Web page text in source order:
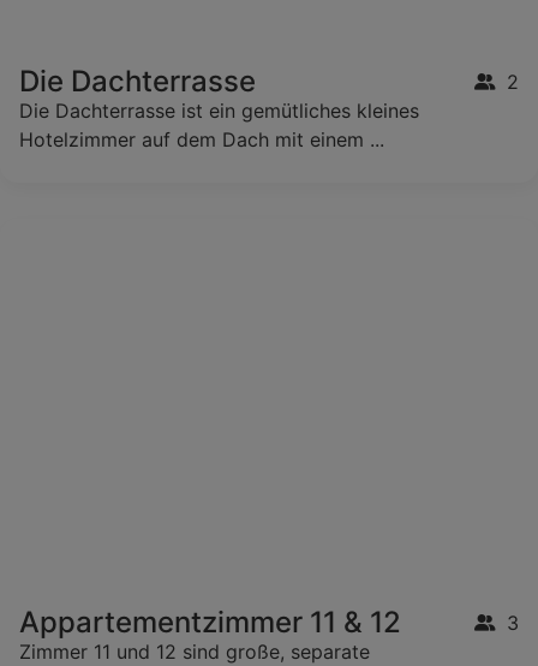
Die Dachterrasse
2
Die Dachterrasse ist ein gemütliches kleines
Hotelzimmer auf dem Dach mit einem ...
Appartementzimmer 11 & 12
3
Zimmer 11 und 12 sind große, separate